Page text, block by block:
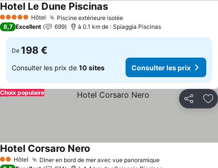
5 Étoiles Hôtel Piscine extérieure isolée
Hotel Le Dune Piscinas
8,7 Excellent 699 à 0.1 km de : Spiaggia Piscinas
De 198 €
Consulter les prix de 10 sites Consulter les prix
Partager
Choix populaire
2 Étoiles
Hôtel Dîner en bord de mer avec vue panoramique
Hotel Corsaro Nero